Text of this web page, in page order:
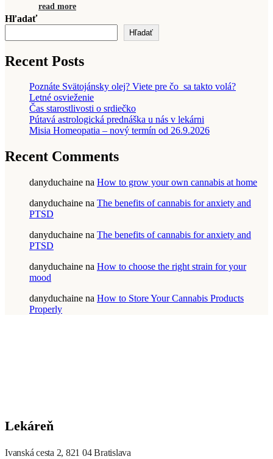
read more
Hľadať
Hľadať
Recent Posts
Poznáte Svätojánsky olej? Viete pre čo sa takto volá?
Letné osvieženie
Čas starostlivosti o srdiečko
Pútavá astrologická prednáška u nás v lekárni
Misia Homeopatia – nový termín od 26.9.2026
Recent Comments
danyduchaine na How to grow your own cannabis at home
danyduchaine na The benefits of cannabis for anxiety and
PTSD
danyduchaine na The benefits of cannabis for anxiety and
PTSD
danyduchaine na How to choose the right strain for your
mood
danyduchaine na How to Store Your Cannabis Products
Properly
Lekáreň
Ivanská cesta 2, 821 04 Bratislava